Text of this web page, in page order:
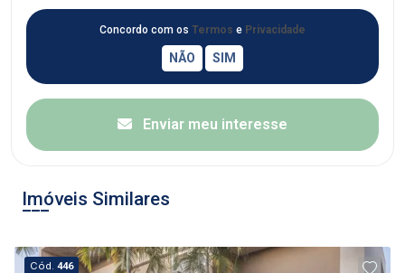
Concordo com os Termos e Privacidade
Enviar meu interesse
Imóveis Similares
Cód.446